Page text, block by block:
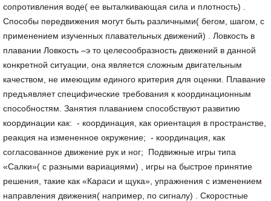
сопротивления воде( ее выталкивающая сила и плотность) .
Способы передвижения могут быть различными( бегом, шагом, с
применением изученных плавательных движений) . Ловкость в
плавании Ловкость –э то целесообразность движений в данной
конкретной ситуации, она является сложным двигательным
качеством, не имеющим единого критерия для оценки. Плавание
предъявляет специфические требования к координационным
способностям. Занятия плаванием способствуют развитию
координации как: - координация, как ориентация в пространстве,
реакция на измененное окружение; - координация, как
согласованное движение рук и ног; Подвижные игры типа
«Салки»( с разными вариациями) , игры на быстрое принятие
решения, такие как «Караси и щука», упражнения с изменением
направления движения( например, по сигналу) . Скоростные